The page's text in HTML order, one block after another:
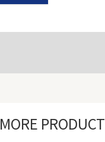
MORE PRODUCT